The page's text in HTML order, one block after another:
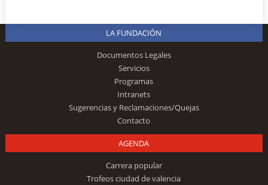
LA FUNDACIÓN
Documentos Legales
Servicios
Programas
Intranets
Sugerencias y Reclamaciones/Quejas
Contacto
AGENDA
Carrera popular
Trofeos ciudad de valencia